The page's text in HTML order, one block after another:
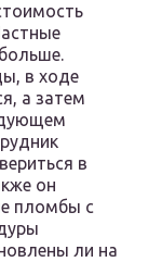
в ходе
а затем
в
он
пломбы с
ли на